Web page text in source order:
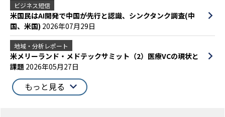
ビジネス短信
米国民はAI開発で中国が先行と認識、シンクタンク調査(中
国、米国) 2026年07月29日
地域・分析レポート
米メリーランド・メドテックサミット（2）医療VCの現状と
課題 2026年05月27日
もっと見る